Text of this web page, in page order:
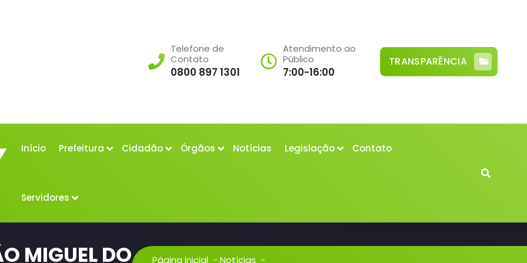
Telefone de
Contato
0800 897 1301
Atendimento ao
Público
7:00-16:00
TRANSPARÊNCIA
Início Prefeitura Cidadão Órgãos Notícias Legislação Contato
Servidores
MIGUEL DO
Página inicial - Notícias -